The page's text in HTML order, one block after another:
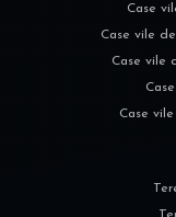
Case
Case vile
Case vile
Case